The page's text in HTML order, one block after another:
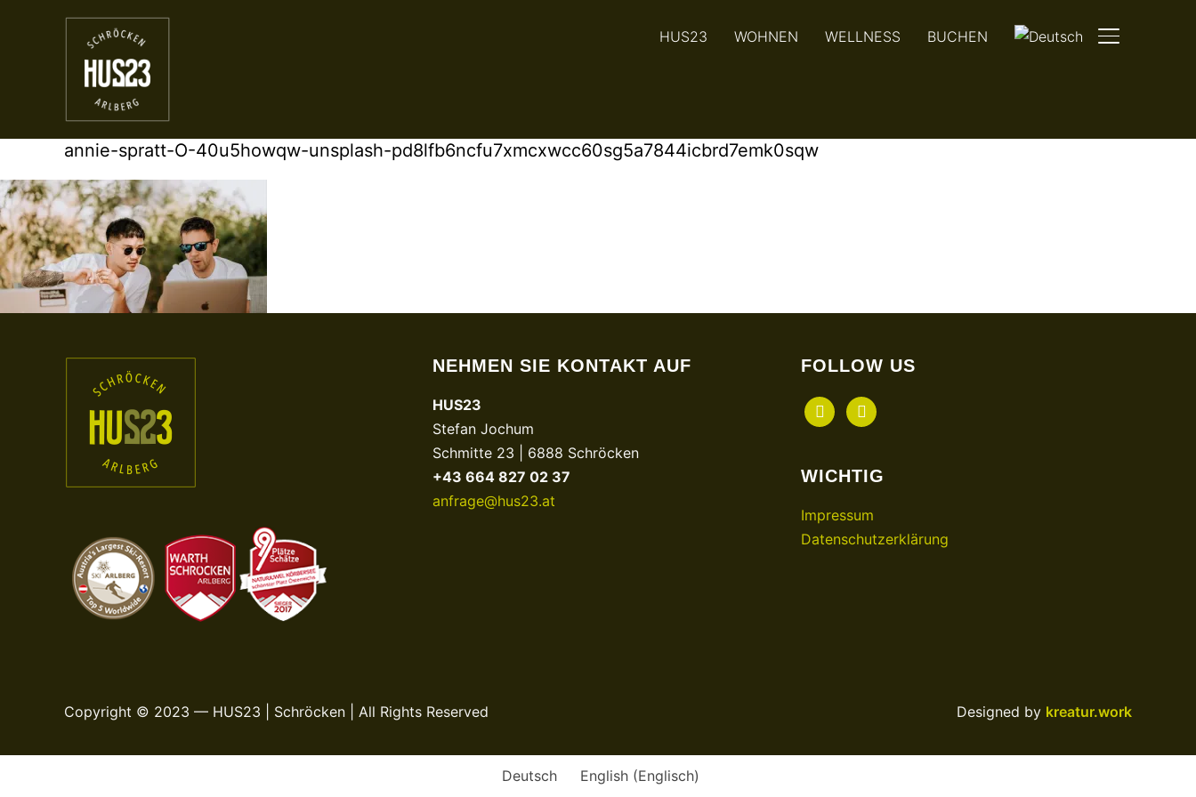
HUS23 WOHNEN WELLNESS BUCHEN
annie-spratt-O-40u5howqw-unsplash-pd8lfb6ncfu7xmcxwcc60sg5a7844icbrd7emk0sqw
NEHMEN SIE KONTAKT AUF
HUS23
Stefan Jochum
Schmitte 23 | 6888 Schröcken
+43 664 827 02 37
anfrage@hus23.at
FOLLOW US
facebookinstagram
WICHTIG
Impressum
Datenschutzerklärung
Copyright © 2023 — HUS23 | Schröcken | All Rights Reserved Designed by kreatur.work
Deutsch English (Englisch)